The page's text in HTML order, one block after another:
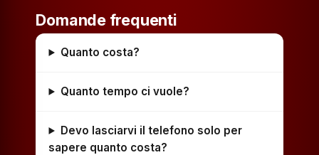
Domande frequenti
Quanto costa?
Quanto tempo ci vuole?
Devo lasciarvi il telefono solo per
sapere quanto costa?